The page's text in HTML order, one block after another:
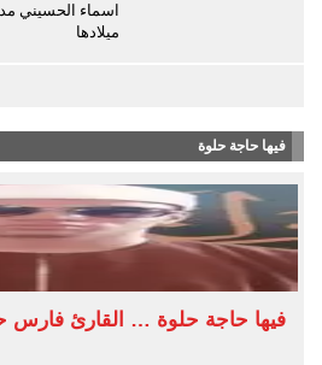
اسماء الحسيني
ميلادها
فيها حاجة حلوة
فيها حاجة حلوة … القارئ فارس